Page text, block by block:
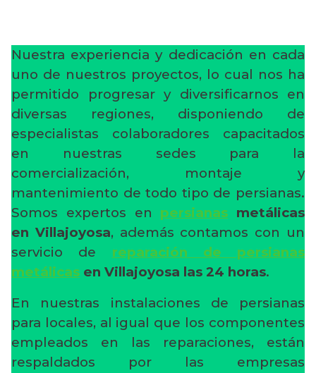
Nuestra experiencia y dedicación en cada
uno de nuestros proyectos, lo cual nos ha
permitido progresar y diversificarnos en
diversas regiones, disponiendo de
especialistas colaboradores capacitados
en nuestras sedes para la
comercialización, montaje y
mantenimiento de todo tipo de persianas.
Somos expertos en persianas metálicas
en Villajoyosa, además contamos con un
servicio de reparación de persianas
metálicas en Villajoyosa las 24 horas.
En nuestras instalaciones de persianas
para locales, al igual que los componentes
empleados en las reparaciones, están
respaldados por las empresas